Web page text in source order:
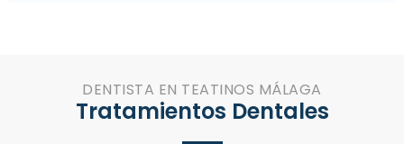
DENTISTA EN TEATINOS MÁLAGA
Tratamientos Dentales